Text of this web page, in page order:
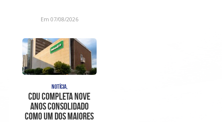
Em 07/08/2026
NOTÍCIA,
CDU completa nove
anos consolidado
como um dos maiores